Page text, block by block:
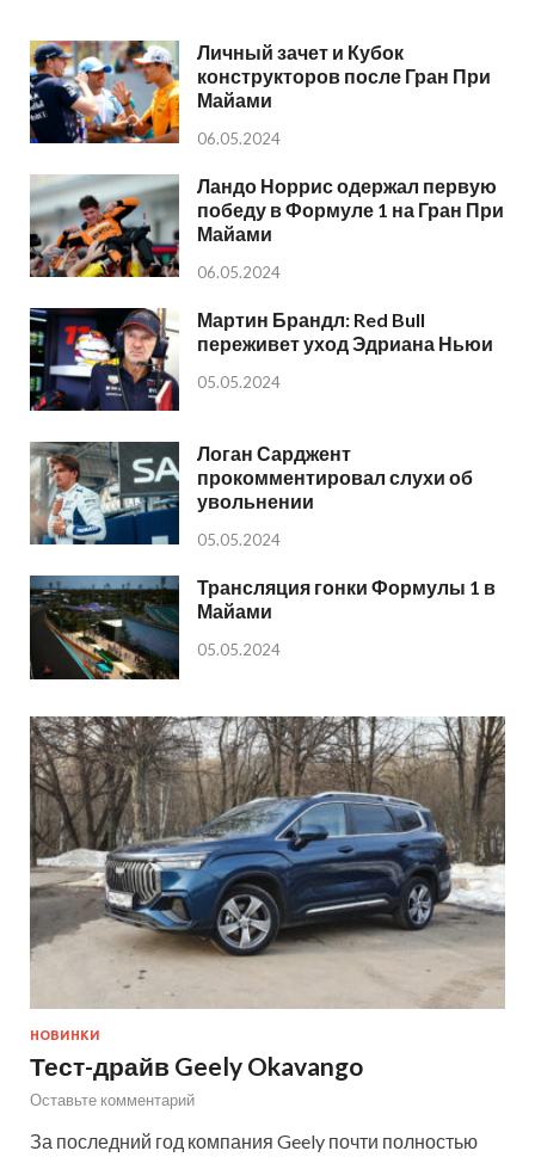
Личный зачет и Кубок
конструкторов после Гран При
Майами
06.05.2024
Ландо Норрис одержал первую
победу в Формуле 1 на Гран При
Майами
06.05.2024
Мартин Брандл: Red Bull
переживет уход Эдриана Ньюи
05.05.2024
Логан Сарджент
прокомментировал слухи об
увольнении
05.05.2024
Трансляция гонки Формулы 1 в
Майами
05.05.2024
НОВИНКИ
Тест-драйв Geely Okavango
Оставьте комментарий
За последний год компания Geely почти полностью